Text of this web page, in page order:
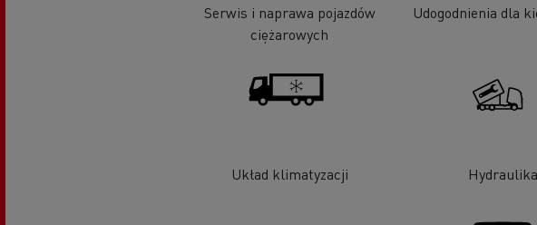
Serwis i naprawa pojazdów
ciężarowych
Udogodnienia dla
Układ klimatyzacji Hydraulika